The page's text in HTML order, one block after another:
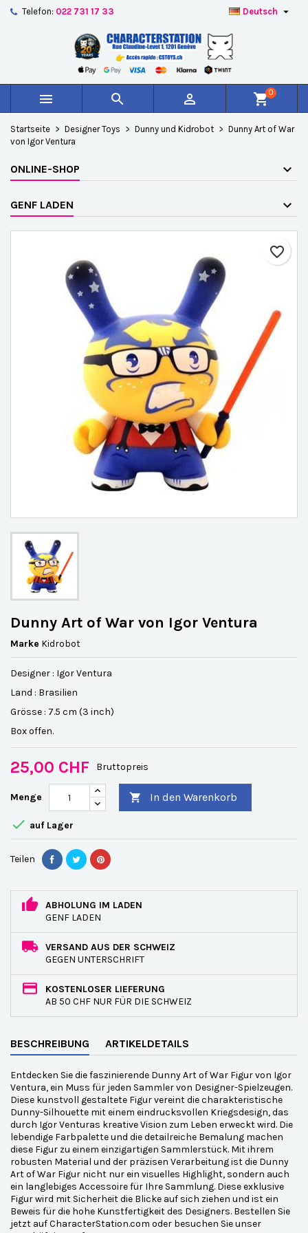
Telefon: 022 731 17 33 Deutsch 
   shopping_cart0
Startseite Designer Toys Dunny und Kidrobot
Dunny Art of War
von Igor Ventura
ONLINE-SHOP
GENF LADEN
favorite_border
Dunny Art of War von Igor Ventura
Marke Kidrobot
Designer : Igor Ventura
Land : Brasilien
Grösse : 7.5 cm (3 inch)
Box offen.
25,00 CHF Bruttopreis
Menge  In den Warenkorb
 auf Lager
Teilen
ABHOLUNG IM LADEN
GENF LADEN
VERSAND AUS DER SCHWEIZ
GEGEN UNTERSCHRIFT
KOSTENLOSER LIEFERUNG
AB 50 CHF NUR FÜR DIE SCHWEIZ
BESCHREIBUNG ARTIKELDETAILS
Entdecken Sie die faszinierende Dunny Art of War Figur von Igor
Ventura, ein Muss für jeden Sammler von Designer-Spielzeugen.
Diese kunstvoll gestaltete Figur vereint die charakteristische
Dunny-Silhouette mit einem eindrucksvollen Kriegsdesign, das
durch Igor Venturas kreative Vision zum Leben erweckt wird. Die
lebendige Farbpalette und die detailreiche Bemalung machen
diese Figur zu einem einzigartigen Sammlerstück. Mit ihrem
robusten Material und der präzisen Verarbeitung ist die Dunny
Art of War Figur nicht nur ein visuelles Highlight, sondern auch
ein langlebiges Accessoire für Ihre Sammlung. Diese exklusive
Figur wird mit Sicherheit die Blicke auf sich ziehen und ist ein
Beweis für die hohe Kunstfertigkeit des Designers. Bestellen Sie
jetzt auf CharacterStation.com oder besuchen Sie unser
Create new list
Name der Wunschliste
Abbrechen Wunschliste erstellen
Sie müssen angemeldet sein, um Artikel Ihrer
Wunschliste hinzufügen zu können.